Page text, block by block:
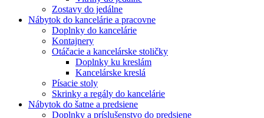
Zostavy do jedálne
Nábytok do kancelárie a pracovne
Doplnky do kancelárie
Kontajnery
Otáčacie a kancelárske stoličky
Doplnky ku kreslám
Kancelárske kreslá
Písacie stoly
Skrinky a regály do kancelárie
Nábytok do šatne a predsiene
Doplnky a príslušenstvo do predsiene